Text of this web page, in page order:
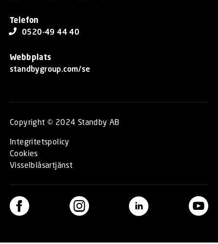
Telefon
0520-49 44 40
Webbplats
standbygroup.com/se
Copyright © 2024 Standby AB
Integritetspolicy
Cookies
Visselblåsartjänst